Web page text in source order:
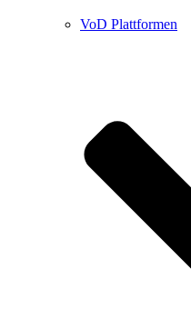
VoD Plattformen